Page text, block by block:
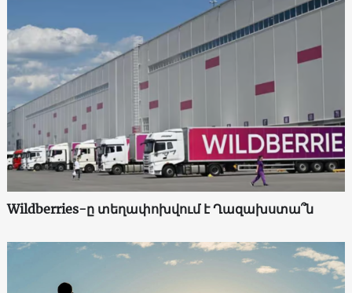
Wildberries-ը տեղափոխվում է Ղազախստա՞ն